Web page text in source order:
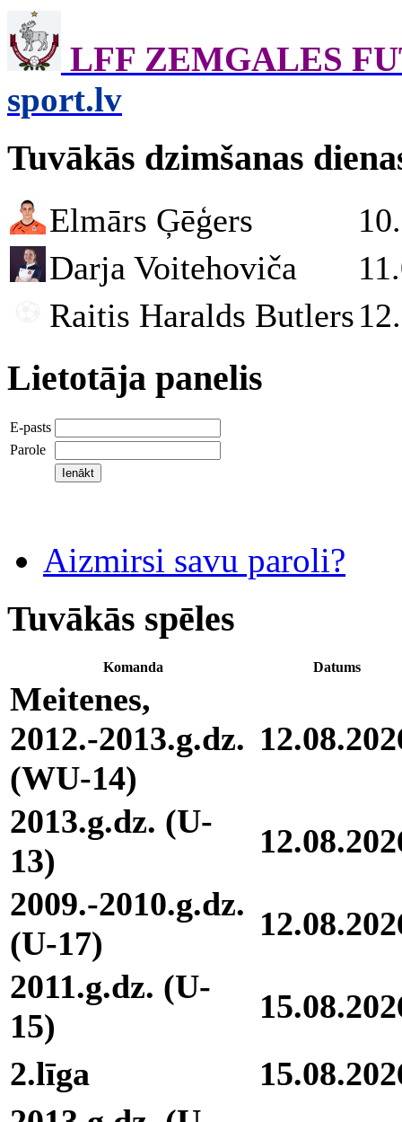
LFF ZEMGALES
sport.lv
Tuvākās dzimšanas
Elmārs Ģēģers
Darja Voitehoviča
Raitis Haralds Butlers
Lietotāja panelis
E-pasts
Parole
Aizmirsi savu paroli?
Tuvākās spēles
Komanda Datums
Meitenes,
2012.-2013.g.dz.
(WU-14)
2013.g.dz. (U-
13)
2009.-2010.g.dz.
(U-17)
2011.g.dz. (U-
15)
2.līga